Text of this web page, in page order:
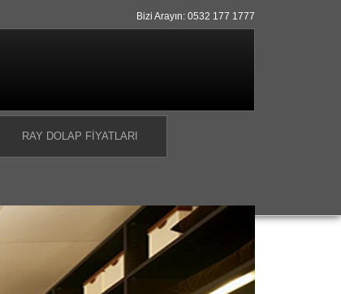
Bizi Arayın: 0532 177 1777
RAY DOLAP FIYATLARI